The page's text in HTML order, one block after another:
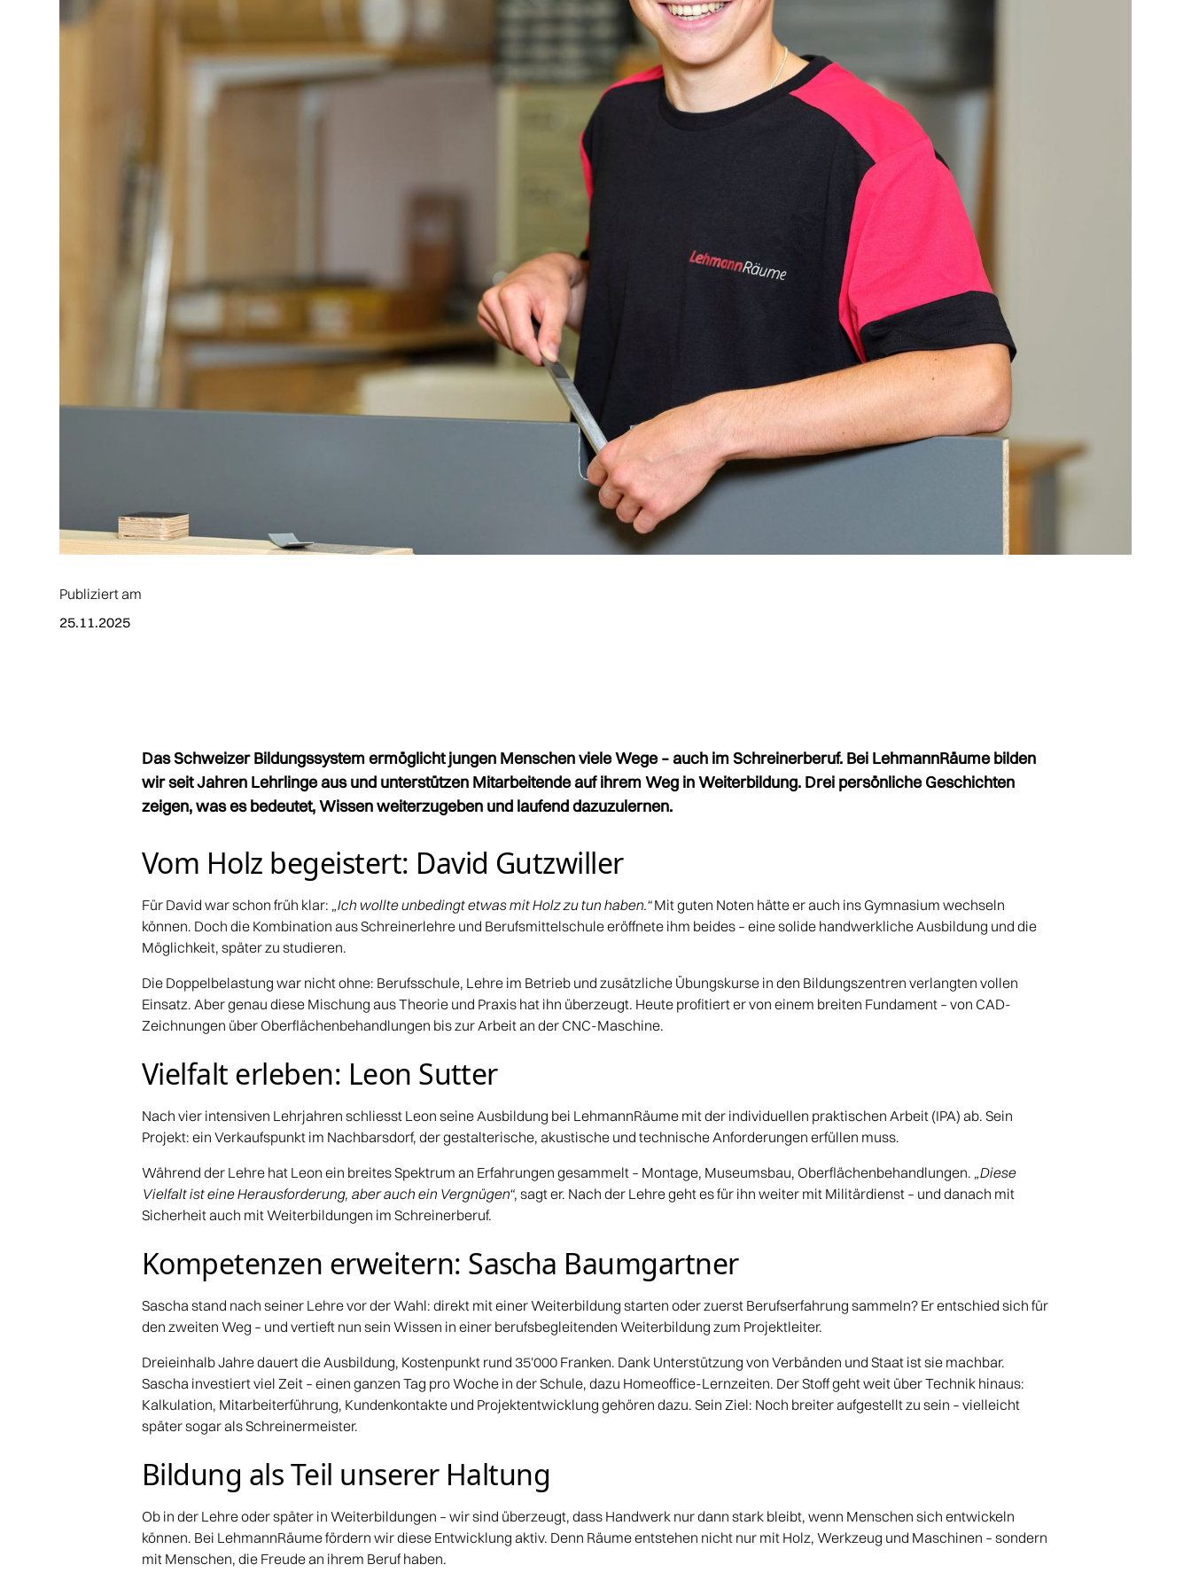
Publiziert am
25.11.2025
Das Schweizer Bildungssystem ermöglicht jungen Menschen viele Wege – auch im Schreinerberuf. Bei LehmannRäume bilden
wir seit Jahren Lehrlinge aus und unterstützen Mitarbeitende auf ihrem Weg in Weiterbildung. Drei persönliche Geschichten
zeigen, was es bedeutet, Wissen weiterzugeben und laufend dazuzulernen.
Vom Holz begeistert: David Gutzwiller
Für David war schon früh klar: „Ich wollte unbedingt etwas mit Holz zu tun haben.“Mit guten Noten hätte er auch ins Gymnasium wechseln
können. Doch die Kombination aus Schreinerlehre und Berufsmittelschule eröffnete ihm beides – eine solide handwerkliche Ausbildung und die
Möglichkeit, später zu studieren.
Die Doppelbelastung war nicht ohne: Berufsschule, Lehre im Betrieb und zusätzliche Übungskurse in den Bildungszentren verlangten vollen
Einsatz. Aber genau diese Mischung aus Theorie und Praxis hat ihn überzeugt. Heute profitiert er von einem breiten Fundament – von CAD-
Zeichnungen über Oberflächenbehandlungen bis zur Arbeit an der CNC-Maschine.
Vielfalt erleben: Leon Sutter
Nach vier intensiven Lehrjahren schliesst Leon seine Ausbildung bei LehmannRäume mit der individuellen praktischen Arbeit (IPA) ab. Sein
Projekt: ein Verkaufspunkt im Nachbarsdorf, der gestalterische, akustische und technische Anforderungen erfüllen muss.
Während der Lehre hat Leon ein breites Spektrum an Erfahrungen gesammelt – Montage, Museumsbau, Oberflächenbehandlungen. „Diese
Vielfalt ist eine Herausforderung, aber auch ein Vergnügen“, sagt er. Nach der Lehre geht es für ihn weiter mit Militärdienst – und danach mit
Sicherheit auch mit Weiterbildungen im Schreinerberuf.
Kompetenzen erweitern: Sascha Baumgartner
Sascha stand nach seiner Lehre vor der Wahl: direkt mit einer Weiterbildung starten oder zuerst Berufserfahrung sammeln? Er entschied sich für
den zweiten Weg – und vertieft nun sein Wissen in einer berufsbegleitenden Weiterbildung zum Projektleiter.
Dreieinhalb Jahre dauert die Ausbildung, Kostenpunkt rund 35'000 Franken. Dank Unterstützung von Verbänden und Staat ist sie machbar.
Sascha investiert viel Zeit – einen ganzen Tag pro Woche in der Schule, dazu Homeoffice-Lernzeiten. Der Stoff geht weit über Technik hinaus:
Kalkulation, Mitarbeiterführung, Kundenkontakte und Projektentwicklung gehören dazu. Sein Ziel: Noch breiter aufgestellt zu sein – vielleicht
später sogar als Schreinermeister.
Bildung als Teil unserer Haltung
Ob in der Lehre oder später in Weiterbildungen – wir sind überzeugt, dass Handwerk nur dann stark bleibt, wenn Menschen sich entwickeln
können. Bei LehmannRäume fördern wir diese Entwicklung aktiv. Denn Räume entstehen nicht nur mit Holz, Werkzeug und Maschinen – sondern
mit Menschen, die Freude an ihrem Beruf haben.